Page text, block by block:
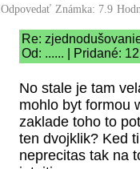
Odpovedať Známka: 7.9
Re:
Od: ...... | Pridané:
No stale je tam
mohlo byt formou
zaklade toho to
ten dvojklik? Ked
neprecitas tak na